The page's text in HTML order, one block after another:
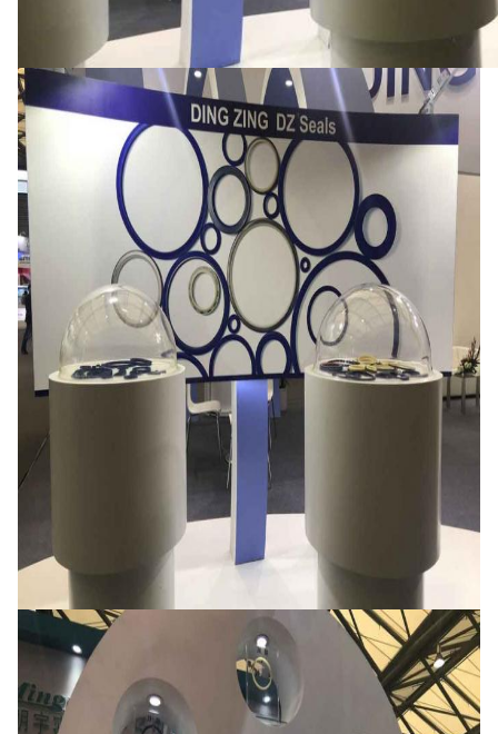
Mesaj bırakın
Sizi yakında arayacağız!